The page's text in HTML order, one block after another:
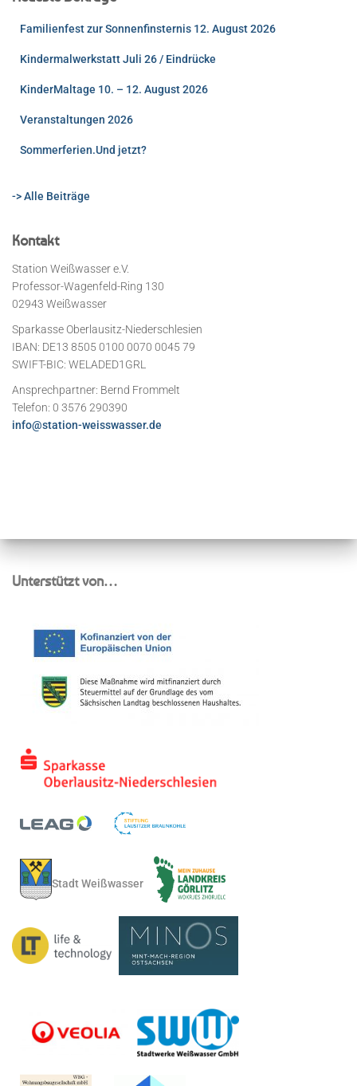
Familienfest zur Sonnenfinsternis 12. August 2026
Kindermalwerkstatt Juli 26 / Eindrücke
KinderMaltage 10. – 12. August 2026
Veranstaltungen 2026
Sommerferien.Und jetzt?
-> Alle Beiträge
Kontakt
Station Weißwasser e.V.
Professor-Wagenfeld-Ring 130
02943 Weißwasser
Sparkasse Oberlausitz-Niederschlesien
IBAN: DE13 8505 0100 0070 0045 79
SWIFT-BIC: WELADED1GRL
Ansprechpartner: Bernd Frommelt
Telefon: 0 3576 290390
info@station-weisswasser.de
Unterstützt von…
Stadt Weißwasser